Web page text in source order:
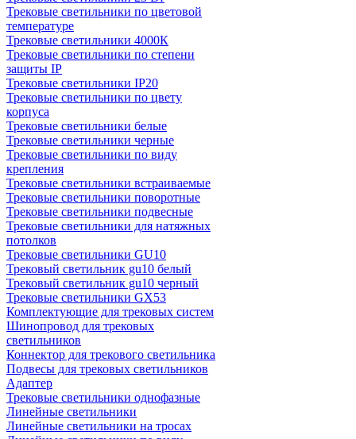
Трековые светильники по цветовой
температуре
Трековые светильники 4000К
Трековые светильники по степени
защиты IP
Трековые светильники IP20
Трековые светильники по цвету
корпуса
Трековые светильники белые
Трековые светильники черные
Трековые светильники по виду
крепления
Трековые светильники встраиваемые
Трековые светильники поворотные
Трековые светильники подвесные
Трековые светильники для натяжных
потолков
Трековые светильники GU10
Трековый светильник gu10 белый
Трековый светильник gu10 черный
Трековые светильники GX53
Комплектующие для трековых систем
Шинопровод для трековых
светильников
Коннектор для трекового светильника
Подвесы для трековых светильников
Адаптер
Трековые светильники однофазные
Линейные светильники
Линейные светильники на тросах